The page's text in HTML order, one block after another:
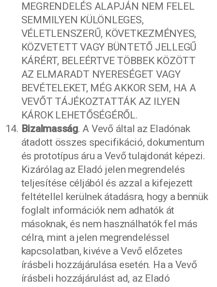
MEGRENDELÉS ALAPJÁN NEM FELEL
SEMMILYEN KÜLÖNLEGES,
VÉLETLENSZERŰ, KÖVETKEZMÉNYES,
KÖZVETETT VAGY BÜNTETŐ JELLEGŰ
KÁRÉRT, BELEÉRTVE TÖBBEK KÖZÖTT
AZ ELMARADT NYERESÉGET VAGY
BEVÉTELEKET, MÉG AKKOR SEM, HA A
VEVŐT TÁJÉKOZTATTÁK AZ ILYEN
KÁROK LEHETŐSÉGÉRŐL.
Bizalmasság. A Vevő által az Eladónak
átadott összes specifikáció, dokumentum
és prototípus áru a Vevő tulajdonát képezi.
Kizárólag az Eladó jelen megrendelés
teljesítése céljából és azzal a kifejezett
feltétellel kerülnek átadásra, hogy a bennük
foglalt információk nem adhatók át
másoknak, és nem használhatók fel más
célra, mint a jelen megrendeléssel
kapcsolatban, kivéve a Vevő előzetes
írásbeli hozzájárulása esetén. Ha a Vevő
írásbeli hozzájárulást ad, az Eladó